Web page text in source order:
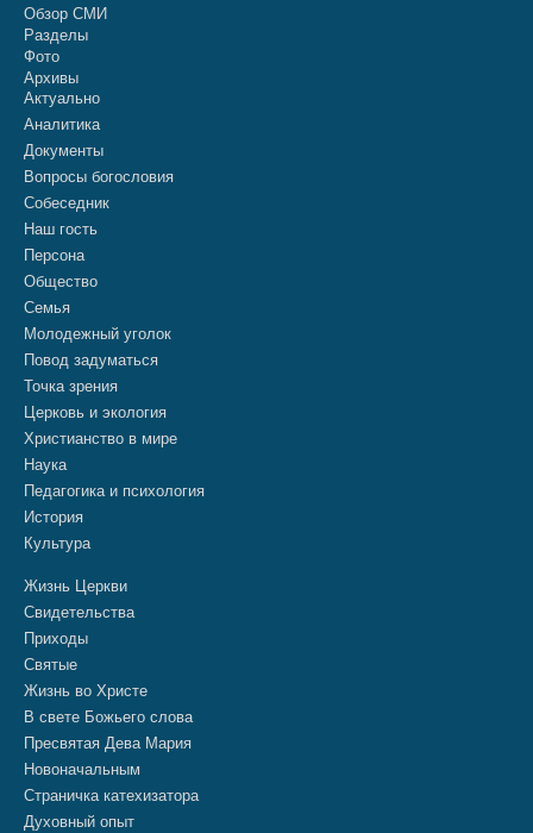
Обзор СМИ
Разделы
Фото
Архивы
Актуально
Аналитика
Документы
Вопросы богословия
Собеседник
Наш гость
Персона
Общество
Семья
Молодежный уголок
Повод задуматься
Точка зрения
Церковь и экология
Христианство в мире
Наука
Педагогика и психология
История
Культура
Жизнь Церкви
Свидетельства
Приходы
Святые
Жизнь во Христе
В свете Божьего слова
Пресвятая Дева Мария
Новоначальным
Страничка катехизатора
Духовный опыт